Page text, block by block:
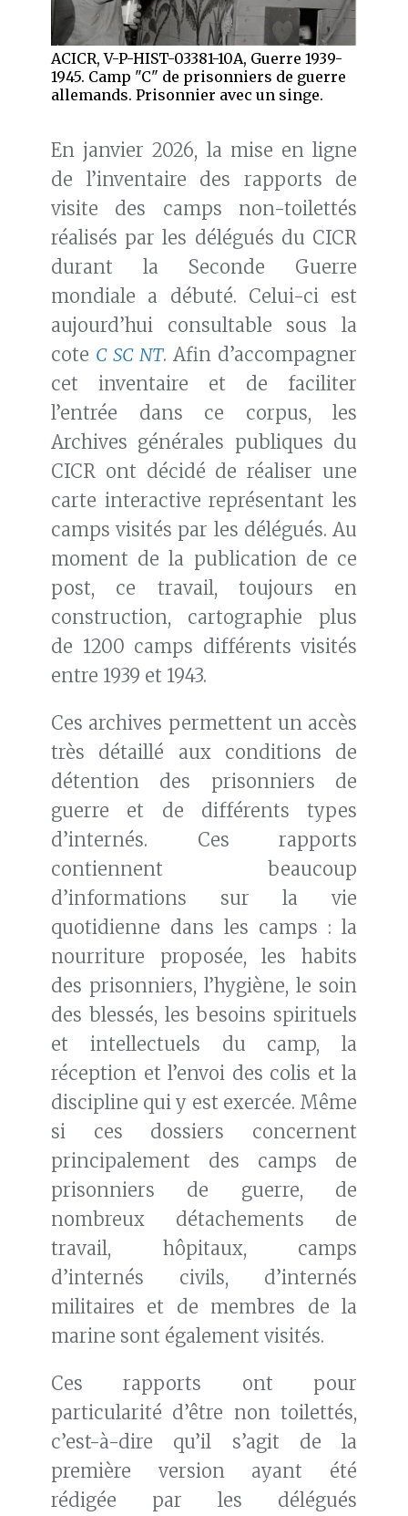
ACICR, V-P-HIST-03381-10A, Guerre 1939-
1945. Camp "C" de prisonniers de guerre
allemands. Prisonnier avec un singe.
En janvier 2026, la mise en ligne
de l’inventaire des rapports de
visite des camps non-toilettés
réalisés par les délégués du CICR
durant la Seconde Guerre
mondiale a débuté. Celui-ci est
aujourd’hui consultable sous la
cote C SC NT. Afin d’accompagner
cet inventaire et de faciliter
l’entrée dans ce corpus, les
Archives générales publiques du
CICR ont décidé de réaliser une
carte interactive représentant les
camps visités par les délégués. Au
moment de la publication de ce
post, ce travail, toujours en
construction, cartographie plus
de 1200 camps différents visités
entre 1939 et 1943.
Ces archives permettent un accès
très détaillé aux conditions de
détention des prisonniers de
guerre et de différents types
d’internés. Ces rapports
contiennent beaucoup
d’informations sur la vie
quotidienne dans les camps : la
nourriture proposée, les habits
des prisonniers, l’hygiène, le soin
des blessés, les besoins spirituels
et intellectuels du camp, la
réception et l’envoi des colis et la
discipline qui y est exercée. Même
si ces dossiers concernent
principalement des camps de
prisonniers de guerre, de
nombreux détachements de
travail, hôpitaux, camps
d’internés civils, d’internés
militaires et de membres de la
marine sont également visités.
Ces rapports ont pour
particularité d’être non toilettés,
c’est-à-dire qu’il s’agit de la
première version ayant été
rédigée par les délégués